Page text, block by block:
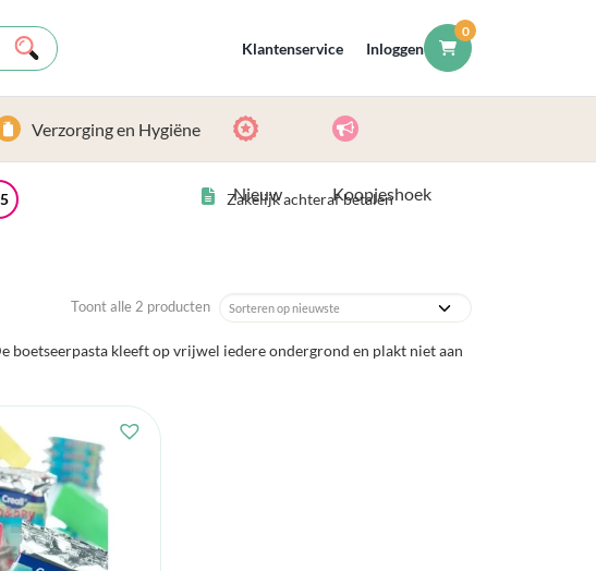
Klantenservice Inloggen
0
Verzorging en Hygiëne
Nieuw Koopjeshoek
Zakelijk achteraf betalen
Toont alle 2 producten
boetseerpasta kleeft op vrijwel iedere ondergrond en plakt niet aan